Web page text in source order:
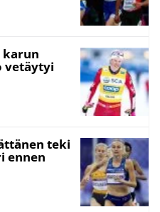
vetäytyi
teki
ennen